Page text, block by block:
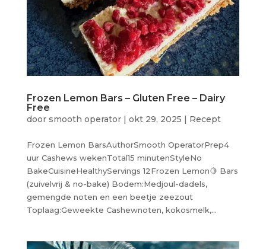
Frozen Lemon Bars – Gluten Free – Dairy
Free
door smooth operator| okt 29, 2025 | Recept
Frozen Lemon BarsAuthorSmooth OperatorPrep4
uur Cashews wekenTotal15 minutenStyleNo
BakeCuisineHealthyServings 12Frozen Lemon🍋 Bars
(zuivelvrij & no-bake) Bodem:Medjoul-dadels,
gemengde noten en een beetje zeezout
Toplaag:Geweekte Cashewnoten, kokosmelk,...